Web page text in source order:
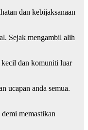
dan kebijaksanaan
Sejak mengambil alih
kecil dan komuniti luar
ucapan anda semua.
memastikan